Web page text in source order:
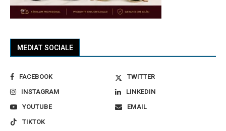
MEDIAT SOCIALE
FACEBOOK
TWITTER
INSTAGRAM
LINKEDIN
YOUTUBE
EMAIL
TIKTOK